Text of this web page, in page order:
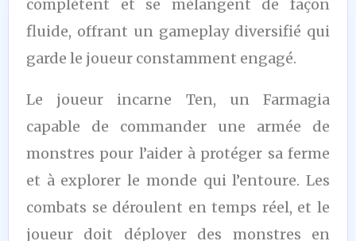
complètent et se mélangent de façon
fluide, offrant un gameplay diversifié qui
garde le joueur constamment engagé.
Le joueur incarne Ten, un Farmagia
capable de commander une armée de
monstres pour l’aider à protéger sa ferme
et à explorer le monde qui l’entoure. Les
combats se déroulent en temps réel, et le
joueur doit déployer des monstres en